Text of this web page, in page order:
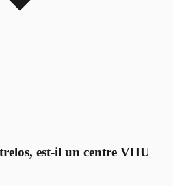
est-il un centre VHU